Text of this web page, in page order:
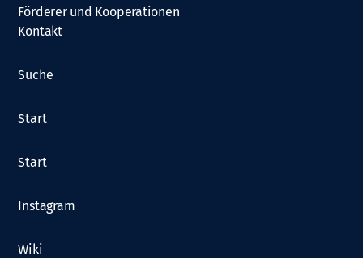
Förderer und Kooperationen
Kontakt
Suche
Start
Start
Instagram
Wiki